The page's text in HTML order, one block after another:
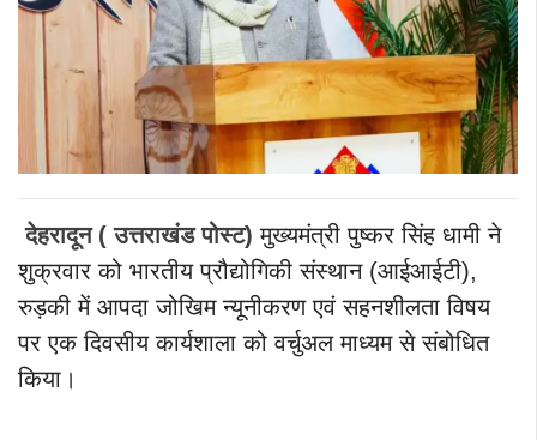
देहरादून ( उत्तराखंड पोस्ट) मुख्यमंत्री पुष्कर सिंह धामी ने
शुक्रवार को भारतीय प्रौद्योगिकी संस्थान (आईआईटी),
रुड़की में आपदा जोखिम न्यूनीकरण एवं सहनशीलता विषय
पर एक दिवसीय कार्यशाला को वर्चुअल माध्यम से संबोधित
किया।